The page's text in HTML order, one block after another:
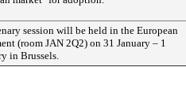
session will be held in the European
(room JAN 2Q2) on 31 January – 1
in Brussels.